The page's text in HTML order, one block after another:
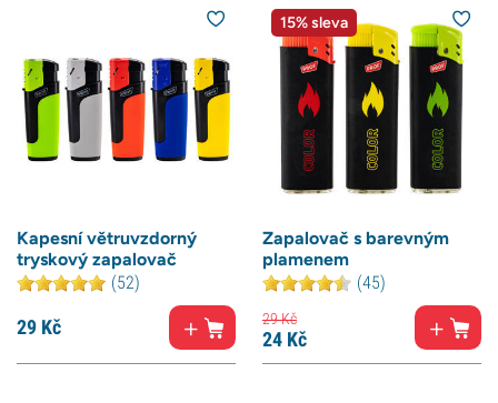
Kapesní větruvzdorný
tryskový zapalovač
(52)
29 Kč
15% sleva
Zapalovač s barevným
plamenem
(45)
29Kč
24 Kč